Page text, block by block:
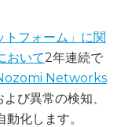
フォーム」に関
おいて2年連続で
Networks
び異常の検知、
化します。